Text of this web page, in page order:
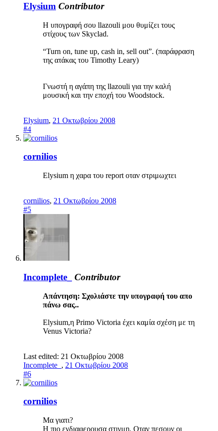
Elysium Contributor
Η υπογραφή σου llazouli μου θυμίζει τους
στίχους των Skyclad.
“Turn on, tune up, cash in, sell out”. (παράφραση
της ατάκας του Timothy Leary)
Γνωστή η αγάπη της llazouli για την καλή
μουσική και την εποχή του Woodstock.
Elysium, 21 Οκτωβρίου 2008
#4
cornilios
Elysium η χαρα του report οταν στριμωχτει
cornilios, 21 Οκτωβρίου 2008
#5
Incomplete_ Contributor
Απάντηση: Σχολιάστε την υπογραφή του απο
πάνω σας..
Elysium,η Primo Victoria έχει καμία σχέση με τη
Venus Victoria?
Last edited: 21 Οκτωβρίου 2008
Incomplete_ , 21 Οκτωβρίου 2008
#6
cornilios
Μα γιατι?
Η πιο ενδιαφερουσα στιγμη. Οταν πεσουν οι